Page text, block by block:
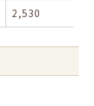
2,530